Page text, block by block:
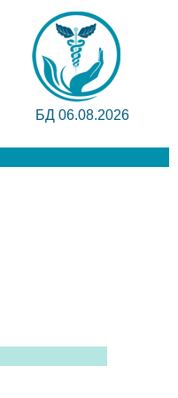
БД 06.08.2026